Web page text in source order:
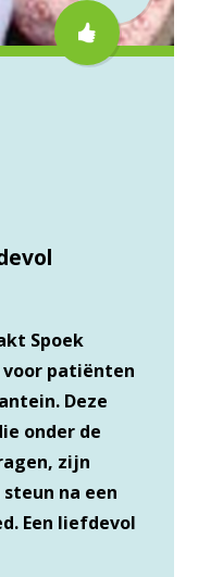
Spoek
patiënten
Deze
onder de
zijn
na een
Een liefdevol